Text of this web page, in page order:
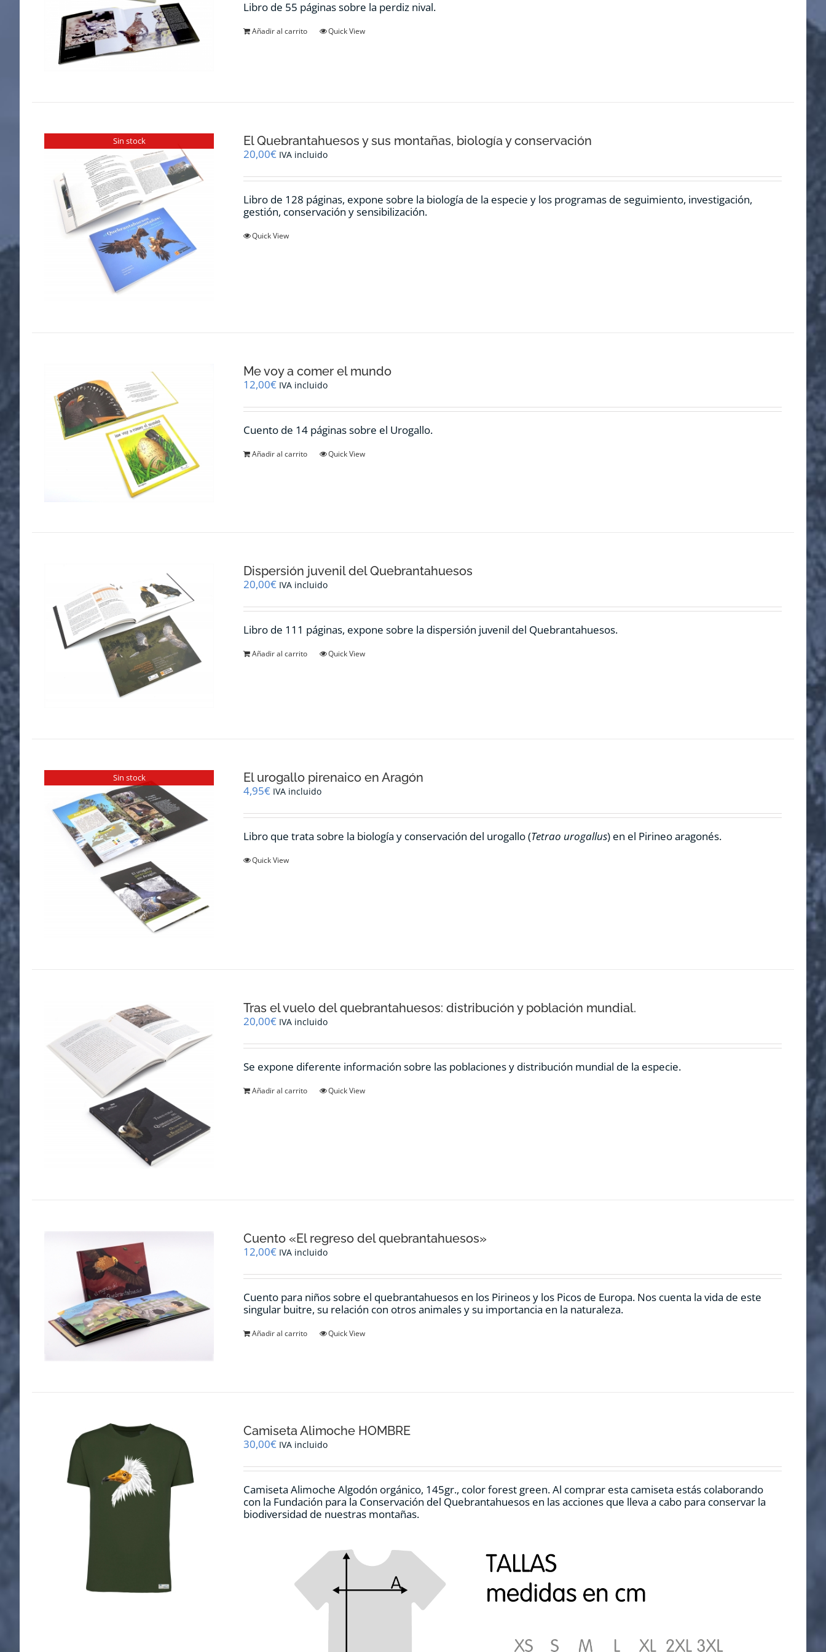
Libro de 55 páginas sobre la perdiz nival.
Añadir al carrito Quick View
Sin stock El Quebrantahuesos y sus montañas, biología y conservación
20,00€ IVA incluido
Libro de 128 páginas, expone sobre la biología de la especie y los programas de seguimiento, investigación,
gestión, conservación y sensibilización.
Quick View
Me voy a comer el mundo
12,00€ IVA incluido
Cuento de 14 páginas sobre el Urogallo.
Añadir al carrito Quick View
Dispersión juvenil del Quebrantahuesos
20,00€ IVA incluido
Libro de 111 páginas, expone sobre la dispersión juvenil del Quebrantahuesos.
Añadir al carrito Quick View
Sin stock El urogallo pirenaico en Aragón
4,95€ IVA incluido
Libro que trata sobre la biología y conservación del urogallo (Tetrao urogallus) en el Pirineo aragonés.
Quick View
Tras el vuelo del quebrantahuesos: distribución y población mundial.
20,00€ IVA incluido
Se expone diferente información sobre las poblaciones y distribución mundial de la especie.
Añadir al carrito Quick View
Cuento «El regreso del quebrantahuesos»
12,00€ IVA incluido
Cuento para niños sobre el quebrantahuesos en los Pirineos y los Picos de Europa. Nos cuenta la vida de este
singular buitre, su relación con otros animales y su importancia en la naturaleza.
Añadir al carrito Quick View
Camiseta Alimoche HOMBRE
30,00€ IVA incluido
Camiseta Alimoche Algodón orgánico, 145gr., color forest green. Al comprar esta camiseta estás colaborando
con la Fundación para la Conservación del Quebrantahuesos en las acciones que lleva a cabo para conservar la
biodiversidad de nuestras montañas.